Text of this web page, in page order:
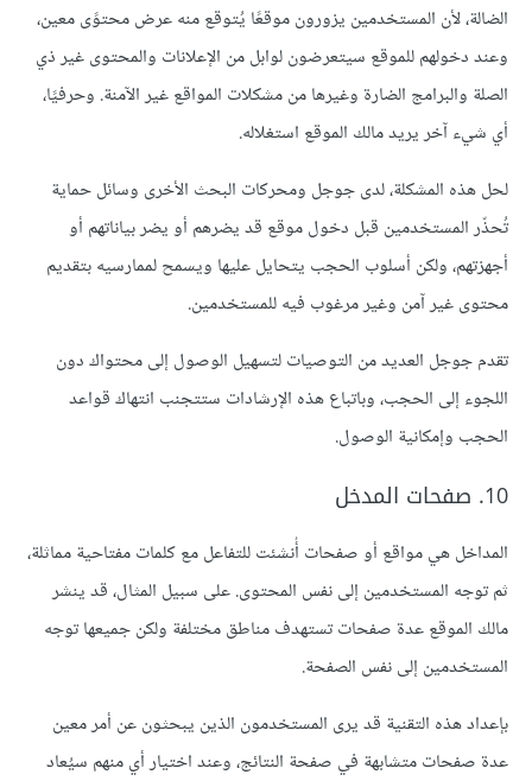
الضالة، لأن المستخدمين يزورون موقعًا يُتوقع منه عرض محتوًى معين،
وعند دخولهم للموقع سيتعرضون لوابل من الإعلانات والمحتوى غير ذي
الصلة والبرامج الضارة وغيرها من مشكلات المواقع غير الآمنة. وحرفيًا،
أي شيء آخر يريد مالك الموقع استغلاله.
لحل هذه المشكلة، لدى جوجل ومحركات البحث الأخرى وسائل حماية
تُحذّر المستخدمين قبل دخول موقع قد يضرهم أو يضر بياناتهم أو
أجهزتهم، ولكن أسلوب الحجب يتحايل عليها ويسمح لممارسيه بتقديم
محتوى غير آمن وغير مرغوب فيه للمستخدمين.
تقدم جوجل العديد من التوصيات لتسهيل الوصول إلى محتواك دون
اللجوء إلى الحجب، وباتباع هذه الإرشادات ستتجنب انتهاك قواعد
الحجب وإمكانية الوصول.
10. صفحات المدخل
المداخل هي مواقع أو صفحات أُنشئت للتفاعل مع كلمات مفتاحية مماثلة،
ثم توجه المستخدمين إلى نفس المحتوى. على سبيل المثال، قد ينشر
مالك الموقع عدة صفحات تستهدف مناطق مختلفة ولكن جميعها توجه
المستخدمين إلى نفس الصفحة.
بإعداد هذه التقنية قد يرى المستخدمون الذين يبحثون عن أمر معين
عدة صفحات متشابهة في صفحة النتائج، وعند اختيار أي منهم سيُعاد